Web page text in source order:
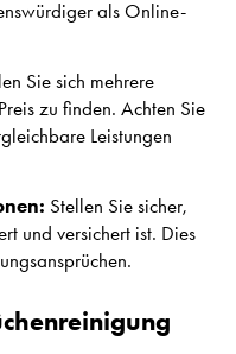
als Online-
Sie sich mehrere
zu finden. Achten Sie
Leistungen
Stellen Sie sicher,
und versichert ist. Dies